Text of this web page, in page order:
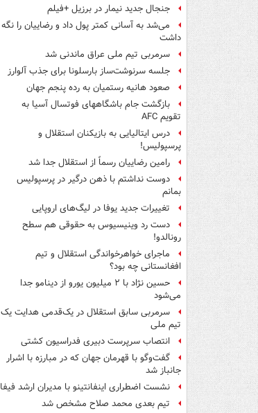
جنجال جدید نیمار در برزیل +فیلم
می‌شد به آسانی کمتر پول داد و رضاییان را نگه
داشت
سرمربی تیم ملی عراق ماندنی شد
جلسه سرنوشت‌ساز بارسلونا برای جذب آلوارز
صعود هانیه رستمیان به رده پنجم جهان
بازگشت جام باشگاههای فوتسال آسیا به
تقویم AFC
درس ایتالیایی‌ به بازیکنان استقلال و
پرسپولیس!
رامین رضاییان رسماً از استقلال جدا شد
دوست نداشتم با ذهن درگیر در پرسپولیس
بمانم
تغییرات جدید یوفا در لیگ‌های اروپایی
دست رد وینیسیوس به حقوقی هم سطح
رونالدو!
ماجرای خواهرخواندگی استقلال و تیم
افغانستانی چه بود؟
حسین نژاد با ۲ میلیون یورو از دینامو جدا
می‌شود
سرمربی سابق استقلال در یک‌قدمی هدایت یک
تیم ملی
انتصاب سرپرست دبیری فدراسیون کشتی
گفت‌وگو با قهرمان جهان که در مبارزه با اشرار
جانباز شد
نشست اضطراری اینفانتینو با مدیران ارشد فیفا
تیم بعدی محمد صلاح مشخص شد